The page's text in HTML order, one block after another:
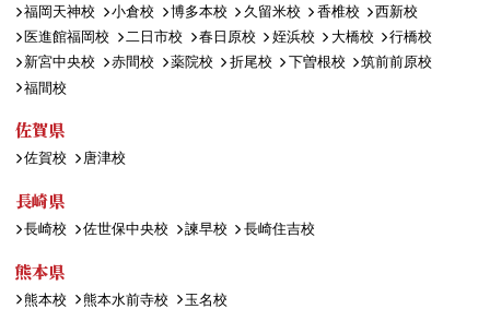
福岡天神校 小倉校 博多本校 久留米校 香椎校
西新校
医進館福岡校
二日市校 春日原校 姪浜校 大橋校
行橋校
新宮中央校
赤間校 薬院校 折尾校 下曽根校
筑前前原校
福間校
佐賀県
佐賀校 唐津校
長崎県
長崎校 佐世保中央校 諫早校 長崎住吉校
熊本県
熊本校 熊本水前寺校 玉名校